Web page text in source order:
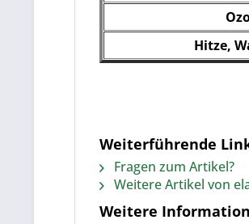
Hitze,
Weiterführende
Fragen zum Artikel?
Weitere Artikel von
Weitere